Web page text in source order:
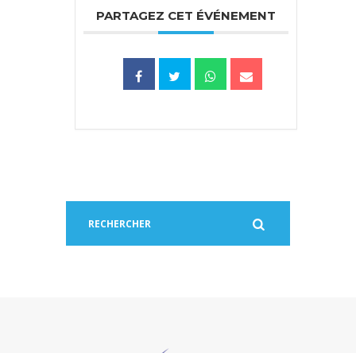
PARTAGEZ CET ÉVÉNEMENT